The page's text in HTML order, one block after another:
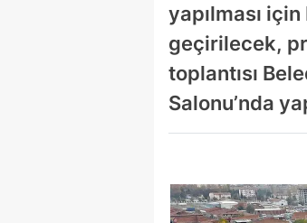
yapılması
geçirilecek,
toplantısı
Salonu’nda